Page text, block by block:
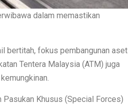
dalam memastikan
bertitah, fokus pembangunan aset
Tentera Malaysia (ATM) juga
Khusus (Special Forces)